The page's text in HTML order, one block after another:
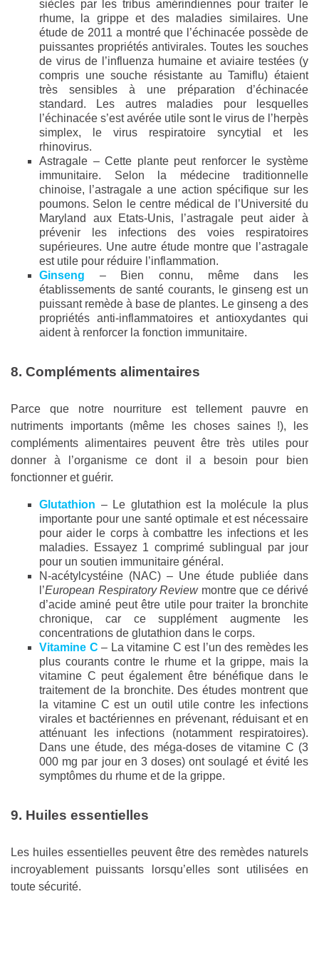
siècles par les tribus amérindiennes pour traiter le
rhume, la grippe et des maladies similaires. Une
étude de 2011 a montré que l’échinacée possède de
puissantes propriétés antivirales. Toutes les souches
de virus de l’influenza humaine et aviaire testées (y
compris une souche résistante au Tamiflu) étaient
très sensibles à une préparation d’échinacée
standard. Les autres maladies pour lesquelles
l’échinacée s’est avérée utile sont le virus de l’herpès
simplex, le virus respiratoire syncytial et les
rhinovirus.
Astragale – Cette plante peut renforcer le système
immunitaire. Selon la médecine traditionnelle
chinoise, l’astragale a une action spécifique sur les
poumons. Selon le centre médical de l’Université du
Maryland aux Etats-Unis, l’astragale peut aider à
prévenir les infections des voies respiratoires
supérieures. Une autre étude montre que l’astragale
est utile pour réduire l’inflammation.
Ginseng – Bien connu, même dans les
établissements de santé courants, le ginseng est un
puissant remède à base de plantes. Le ginseng a des
propriétés anti-inflammatoires et antioxydantes qui
aident à renforcer la fonction immunitaire.
8. Compléments alimentaires
Parce que notre nourriture est tellement pauvre en
nutriments importants (même les choses saines !), les
compléments alimentaires peuvent être très utiles pour
donner à l’organisme ce dont il a besoin pour bien
fonctionner et guérir.
Glutathion – Le glutathion est la molécule la plus
importante pour une santé optimale et est nécessaire
pour aider le corps à combattre les infections et les
maladies. Essayez 1 comprimé sublingual par jour
pour un soutien immunitaire général.
N-acétylcystéine (NAC) – Une étude publiée dans
l’European Respiratory Reviewmontre que ce dérivé
d’acide aminé peut être utile pour traiter la bronchite
chronique, car ce supplément augmente les
concentrations de glutathion dans le corps.
Vitamine C – La vitamine C est l’un des remèdes les
plus courants contre le rhume et la grippe, mais la
vitamine C peut également être bénéfique dans le
traitement de la bronchite. Des études montrent que
la vitamine C est un outil utile contre les infections
virales et bactériennes en prévenant, réduisant et en
atténuant les infections (notamment respiratoires).
Dans une étude, des méga-doses de vitamine C (3
000 mg par jour en 3 doses) ont soulagé et évité les
symptômes du rhume et de la grippe.
9. Huiles essentielles
Les huiles essentielles peuvent être des remèdes naturels
incroyablement puissants lorsqu’elles sont utilisées en
toute sécurité.